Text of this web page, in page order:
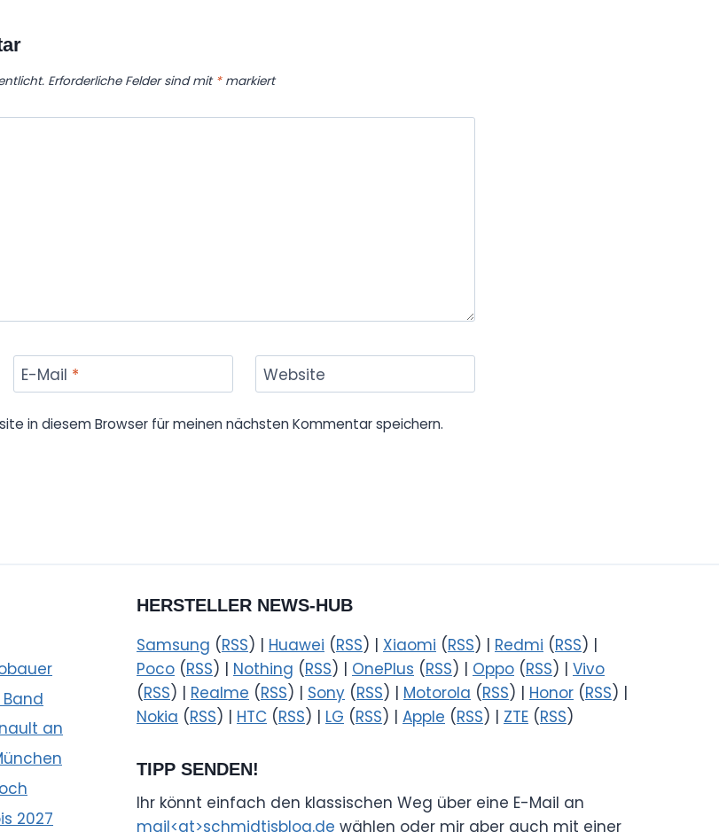
Erforderliche Felder sind mit *markiert
E-Mail * Website
in diesem Browser für meinen nächsten Kommentar speichern.
an
2027
HERSTELLER NEWS-HUB
Samsung (RSS) | Huawei (RSS) | Xiaomi (RSS) | Redmi (RSS) |
Poco (RSS) | Nothing (RSS) | OnePlus (RSS) | Oppo (RSS) | Vivo
(RSS) | Realme (RSS) | Sony (RSS) | Motorola (RSS) | Honor (RSS) |
Nokia (RSS) | HTC (RSS) | LG (RSS) | Apple (RSS) | ZTE (RSS)
TIPP SENDEN!
Ihr könnt einfach den klassischen Weg über eine E-Mail an
mail<at>schmidtisblog.de wählen oder mir aber auch mit einer